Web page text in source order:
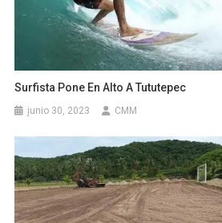
Surfista Pone En Alto A Tututepec
junio 30, 2023 CMM